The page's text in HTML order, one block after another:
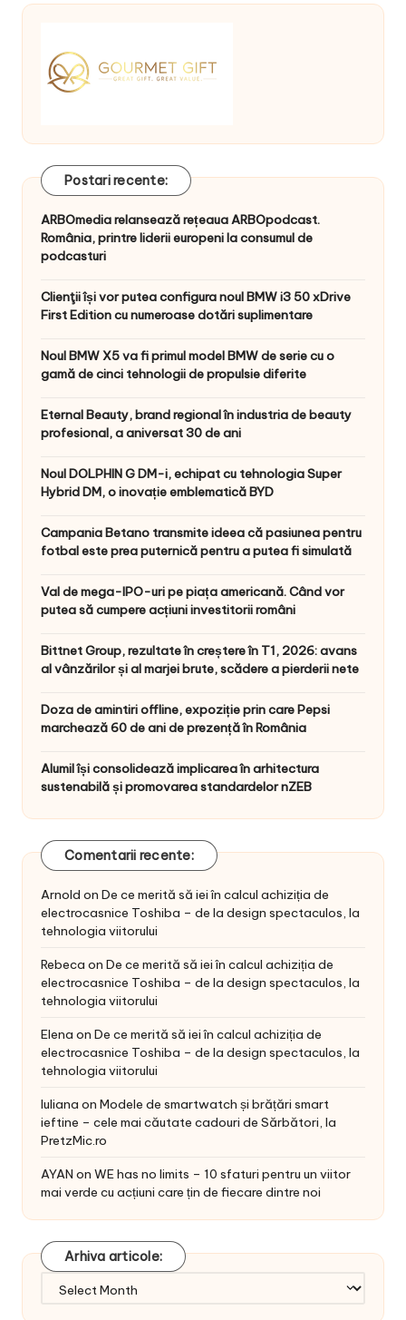
Postari recente:
ARBOmedia relansează rețeaua ARBOpodcast.
România, printre liderii europeni la consumul de
podcasturi
Clienţii își vor putea configura noul BMW i3 50 xDrive
First Edition cu numeroase dotări suplimentare
Noul BMW X5 va fi primul model BMW de serie cu o
gamă de cinci tehnologii de propulsie diferite
Eternal Beauty, brand regional în industria de beauty
profesional, a aniversat 30 de ani
Noul DOLPHIN G DM-i, echipat cu tehnologia Super
Hybrid DM, o inovație emblematică BYD
Campania Betano transmite ideea că pasiunea pentru
fotbal este prea puternică pentru a putea fi simulată
Val de mega-IPO-uri pe piața americană. Când vor
putea să cumpere acțiuni investitorii români
Bittnet Group, rezultate în creștere în T1, 2026: avans
al vânzărilor și al marjei brute, scădere a pierderii nete
Doza de amintiri offline, expoziție prin care Pepsi
marchează 60 de ani de prezență în România
Alumil își consolidează implicarea în arhitectura
sustenabilă și promovarea standardelor nZEB
Comentarii recente:
Arnold on De ce merită să iei în calcul achiziția de
electrocasnice Toshiba – de la design spectaculos, la
tehnologia viitorului
Rebeca on De ce merită să iei în calcul achiziția de
electrocasnice Toshiba – de la design spectaculos, la
tehnologia viitorului
Elena on De ce merită să iei în calcul achiziția de
electrocasnice Toshiba – de la design spectaculos, la
tehnologia viitorului
Iuliana on Modele de smartwatch și brățări smart
ieftine – cele mai căutate cadouri de Sărbători, la
PretzMic.ro
AYAN on WE has no limits – 10 sfaturi pentru un viitor
mai verde cu acțiuni care țin de fiecare dintre noi
Arhiva articole: